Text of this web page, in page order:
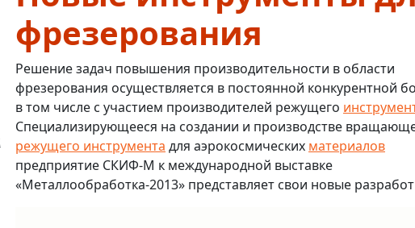
фрезерования
Решение задач повышения производительности в области
фрезерования осуществляется в постоянной конкурентной
в том числе с участием производителей режущего
Специализирующееся на создании и производстве
режущего инструмента для аэрокосмических материалов
предприятие СКИФ-М к международной выставке
«Металлообработка-2013» представляет свои новые